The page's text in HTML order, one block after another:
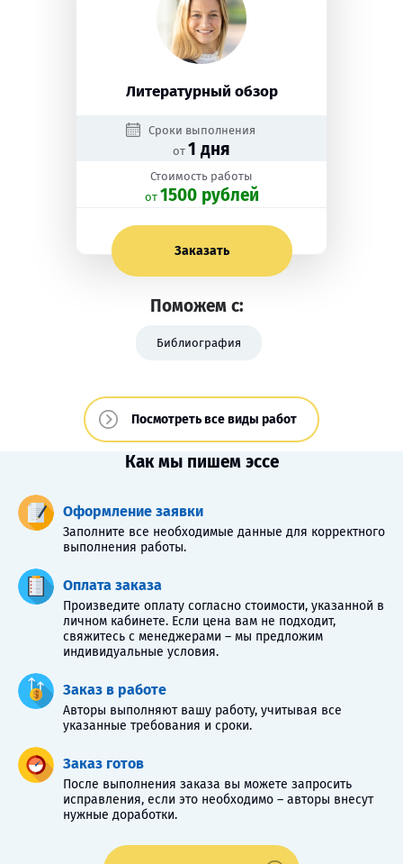
Литературный обзор
Сроки выполнения
от 1 дня
Стоимость работы
oт 1500 рублей
Заказать
Поможем с:
Библиография
Посмотреть все виды работ
Как мы пишем эссе
Оформление заявки
Заполните все необходимые данные для корректного
выполнения работы.
Оплата заказа
Произведите оплату согласно стоимости, указанной в
личном кабинете. Если цена вам не подходит,
свяжитесь с менеджерами – мы предложим
индивидуальные условия.
Заказ в работе
Авторы выполняют вашу работу, учитывая все
указанные требования и сроки.
Заказ готов
После выполнения заказа вы можете запросить
исправления, если это необходимо – авторы внесут
нужные доработки.